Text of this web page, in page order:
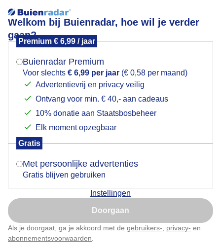
Welkom bij Buienradar, hoe wil je verder
gaan?
Premium € 6,99 / jaar
Buienradar Premium
Voor slechts € 6,99 per jaar (€ 0,58 per maand)
Advertentievrij en privacy veilig
Ontvang voor min. € 40,- aan cadeaus
10% donatie aan Staatsbosbeheer
Elk moment opzegbaar
Gratis
Met persoonlijke advertenties
Gratis blijven gebruiken
Instellingen
Doorgaan
Als je doorgaat, ga je akkoord met de gebruikers- privacy- en
abonnementsvoorwaarden
Mistig, koud en vorst!
Door: Robert Herkstroter Gemaakt: 19-01-2025, 179x bekeken
Mogen we je locatie gebruiken voor het
Indien je hier nog geen akkoord op hebt gegeven,
verschijnt er zo een pop-up uit je browser waarin
Is goed, toon de popup
Nu niet, misschien later
Klik hierom dit aan te passen